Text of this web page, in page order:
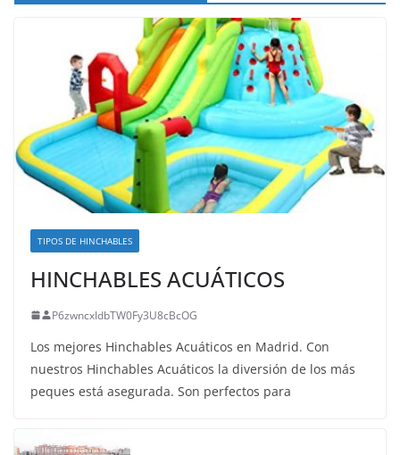
TIPOS DE HINCHABLES
HINCHABLES ACUÁTICOS
P6zwncxIdbTW0Fy3U8cBcOG
Los mejores Hinchables Acuáticos en Madrid. Con
nuestros Hinchables Acuáticos la diversión de los más
peques está asegurada. Son perfectos para